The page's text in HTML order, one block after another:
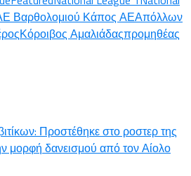
Βαρθολομιού Κάπος ΑΕΑπόλλων
Κόροιβος Αμαλιάδαςπρομηθέας